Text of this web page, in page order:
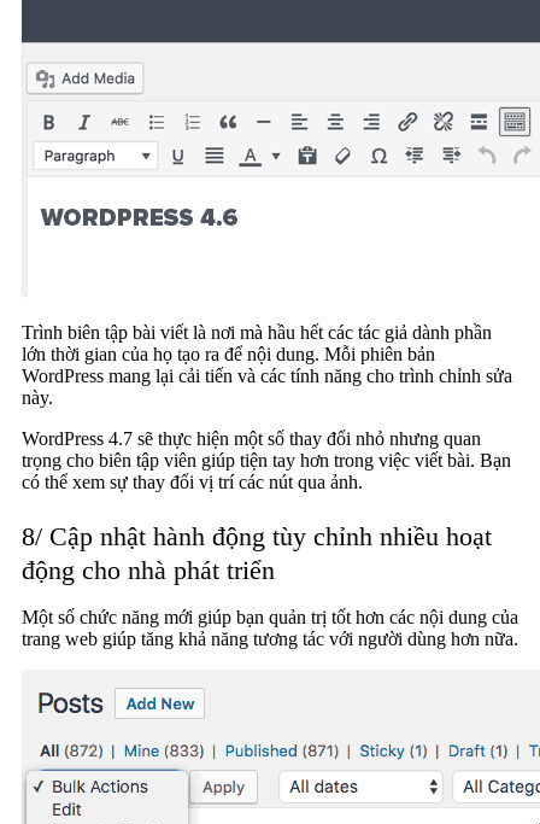
Trình biên tập bài viết là nơi mà hầu hết các tác giả dành phần
lớn thời gian của họ tạo ra để nội dung. Mỗi phiên bản
WordPress mang lại cải tiến và các tính năng cho trình chỉnh sửa
này.
WordPress 4.7 sẽ thực hiện một số thay đổi nhỏ nhưng quan
trọng cho biên tập viên giúp tiện tay hơn trong việc viết bài. Bạn
có thể xem sự thay đổi vị trí các nút qua ảnh.
8/ Cập nhật hành động tùy chỉnh nhiều hoạt
động cho nhà phát triển
Một số chức năng mới giúp bạn quản trị tốt hơn các nội dung của
trang web giúp tăng khả năng tương tác với người dùng hơn nữa.